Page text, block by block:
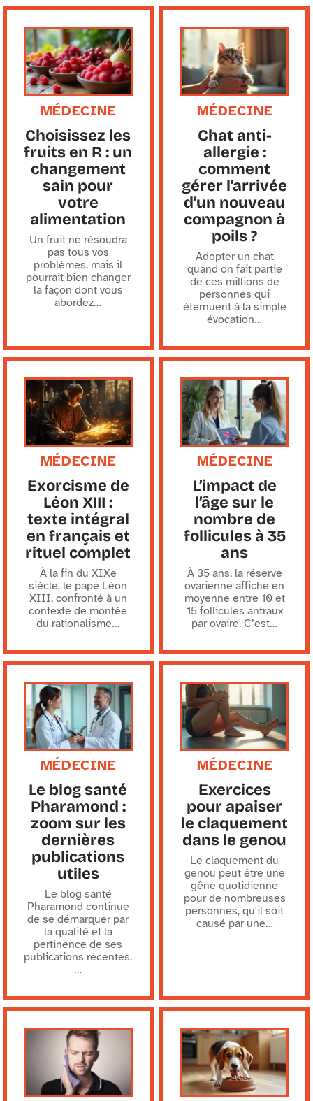
MÉDECINE
Choisissez les
fruits en R : un
changement
sain pour
votre
alimentation
Un fruit ne résoudra
pas tous vos
problèmes, mais il
pourrait bien changer
la façon dont vous
abordez…
MÉDECINE
Chat anti-
allergie :
comment
gérer l’arrivée
d’un nouveau
compagnon à
poils ?
Adopter un chat
quand on fait partie
de ces millions de
personnes qui
éternuent à la simple
évocation…
MÉDECINE
Exorcisme de
Léon XIII :
texte intégral
en français et
rituel complet
À la fin du XIXe
siècle, le pape Léon
XIII, confronté à un
contexte de montée
du rationalisme…
MÉDECINE
L’impact de
l’âge sur le
nombre de
follicules à 35
ans
À 35 ans, la réserve
ovarienne affiche en
moyenne entre 10 et
15 follicules antraux
par ovaire. C’est…
MÉDECINE
Le blog santé
Pharamond :
zoom sur les
dernières
publications
utiles
Le blog santé
Pharamond continue
de se démarquer par
la qualité et la
pertinence de ses
publications récentes.
…
MÉDECINE
Exercices
pour apaiser
le claquement
dans le genou
Le claquement du
genou peut être une
gêne quotidienne
pour de nombreuses
personnes, qu'il soit
causé par une…